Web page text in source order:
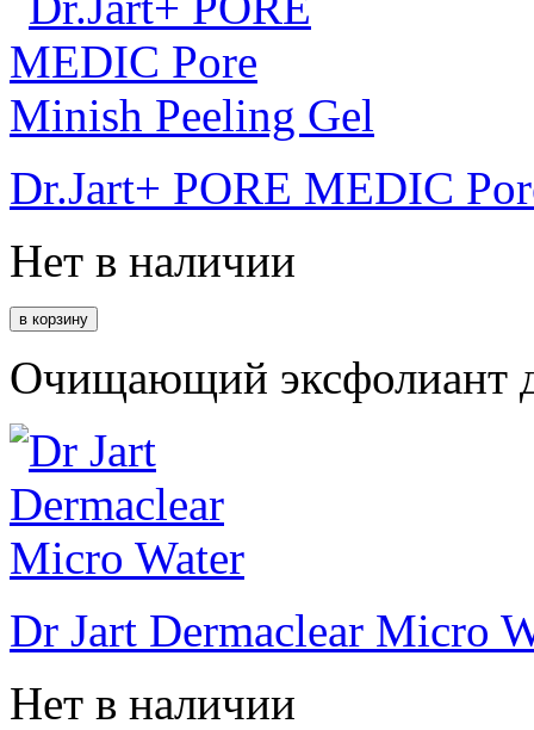
Dr.Jart+ PORE MEDIC
Нет в наличии
Очищающий эксфолиант
Dr Jart Dermaclear Micro
Нет в наличии